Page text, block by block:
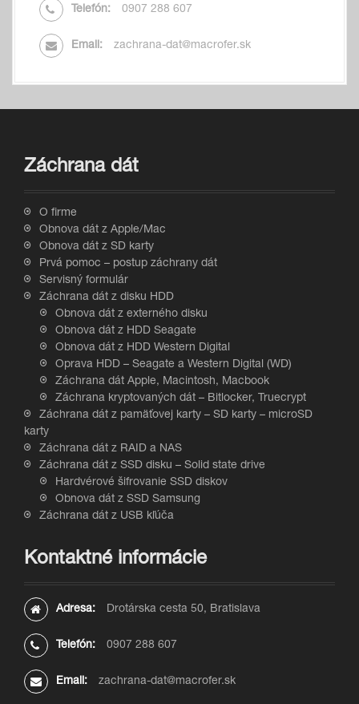
Telefón: 0907 288 607
Email: zachrana-dat@macrofer.sk
Záchrana dát
O firme
Obnova dát z Apple/Mac
Obnova dát z SD karty
Prvá pomoc – postup záchrany dát
Servisný formulár
Záchrana dát z disku HDD
Obnova dát z externého disku
Obnova dát z HDD Seagate
Obnova dát z HDD Western Digital
Oprava HDD – Seagate a Western Digital (WD)
Záchrana dát Apple, Macintosh, Macbook
Záchrana kryptovaných dát – Bitlocker, Truecrypt
Záchrana dát z pamäťovej karty – SD karty – microSD
karty
Záchrana dát z RAID a NAS
Záchrana dát z SSD disku – Solid state drive
Hardvérové šifrovanie SSD diskov
Obnova dát z SSD Samsung
Záchrana dát z USB kľúča
Kontaktné informácie
Adresa: Drotárska cesta 50, Bratislava
Telefón: 0907 288 607
Email: zachrana-dat@macrofer.sk